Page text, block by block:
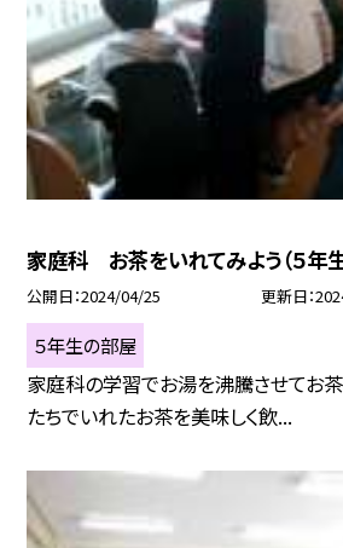
家庭科 お茶をいれてみよう（５年生
公開日 2024/04/25 更新日
５年生の部屋
家庭科の学習でお湯を沸騰させてお
たちでいれたお茶を美味しく飲...